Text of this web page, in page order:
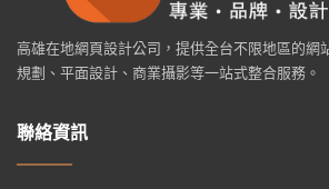
高雄在地網頁設計公司，提供全台不限地區的網
規劃、平面設計、商業攝影等一站式整合服務。
聯絡資訊